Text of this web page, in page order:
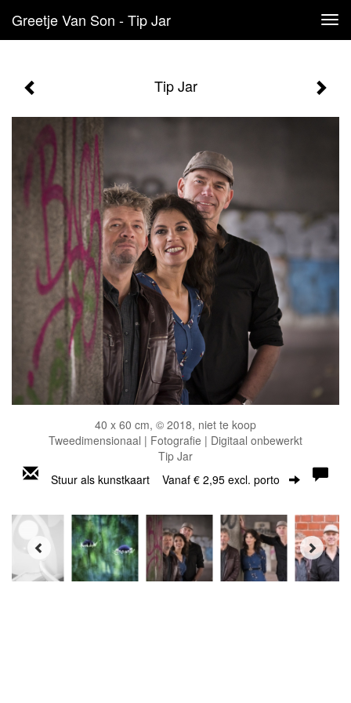
Greetje Van Son - Tip Jar
Tip Jar
40 x 60 cm, © 2018, niet te koop
Tweedimensionaal | Fotografie | Digitaal onbewerkt
Tip Jar
Stuur als kunstkaart Vanaf € 2,95 excl. porto